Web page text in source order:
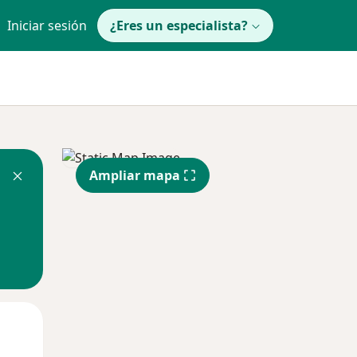
Iniciar sesión ¿Eres un especialista?
Ampliar mapa